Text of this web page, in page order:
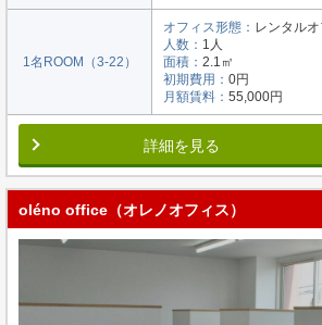
1名ROOM（3-22）
オフィス形態： レンタルオ
人数： 1人
面積： 2.1㎡
初期費用： 0円
月額賃料： 55,000円
詳細を見る
oléno office（オレノオフィス）